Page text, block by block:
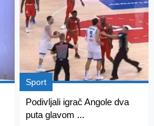
Sport
Podivljali igrač Angole dva
puta glavom ...